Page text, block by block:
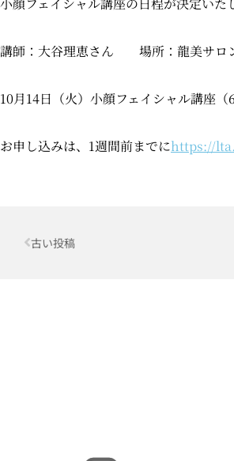
講師：大谷理恵さん 場所：龍美サロン
10月14日（火）小顔フェイシャル講座（6
お申し込みは、1週間前までにhttps://
Prev
古い投稿